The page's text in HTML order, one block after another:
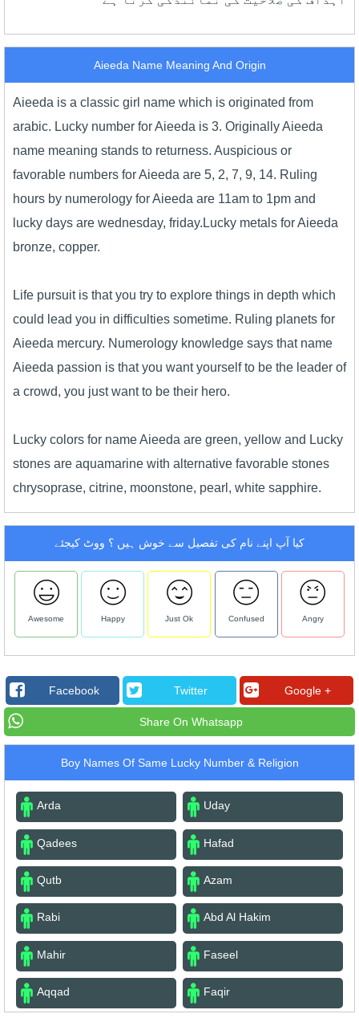
Aieeda Name Meaning And Origin
Aieeda is a classic girl name which is originated from
arabic. Lucky number for Aieeda is 3. Originally Aieeda
name meaning stands to returness. Auspicious or
favorable numbers for Aieeda are 5, 2, 7, 9, 14. Ruling
hours by numerology for Aieeda are 11am to 1pm and
lucky days are wednesday, friday.Lucky metals for Aieeda
bronze, copper.
Life pursuit is that you try to explore things in depth which
could lead you in difficulties sometime. Ruling planets for
Aieeda mercury. Numerology knowledge says that name
Aieeda passion is that you want yourself to be the leader of
a crowd, you just want to be their hero.
Lucky colors for name Aieeda are green, yellow and Lucky
stones are aquamarine with alternative favorable stones
chrysoprase, citrine, moonstone, pearl, white sapphire.
کیا آپ اپنے نام کی تفصیل سے خوش ہیں ؟ ووٹ کیجئے
Awesome Happy Just Ok Confused Angry
Facebook Twitter Google +
Share On Whatsapp
Boy Names Of Same Lucky Number & Religion
Arda Uday
Qadees Hafad
Qutb Azam
Rabi Abd Al Hakim
Mahir Faseel
Aqqad Faqir